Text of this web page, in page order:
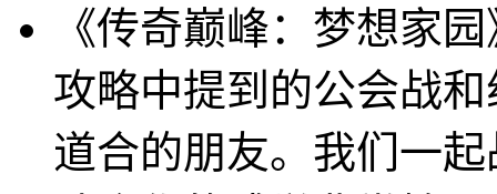
《传奇巅峰：梦想家
攻略中提到的公会战
道合的朋友。我们一